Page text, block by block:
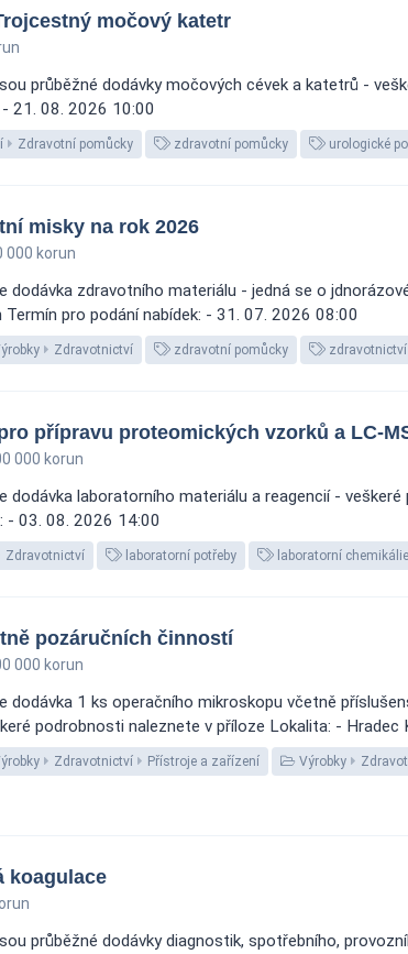
močový katetr
průběžné dodávky močových cévek a katetrů -
- 21. 08. 2026 10:00
Zdravotní pomůcky zdravotní pomůcky urologické
misky na rok 2026
000 korun
dodávka zdravotního materiálu - jedná se o
pro podání nabídek: - 31. 07. 2026 08:00
Zdravotnictví zdravotní pomůcky zdravotnictví
přípravu proteomických vzorků a LC-
000 korun
dodávka laboratorního materiálu a reagencií -
- 03. 08. 2026 14:00
Zdravotnictví laboratorní potřeby laboratorní chemikálie
pozáručních činností
000 korun
dodávka 1 ks operačního mikroskopu včetně
podrobnosti naleznete v příloze Lokalita: - Hradec
Zdravotnictví Přístroje a zařízení Výrobky
koagulace
průběžné dodávky diagnostik, spotřebního,